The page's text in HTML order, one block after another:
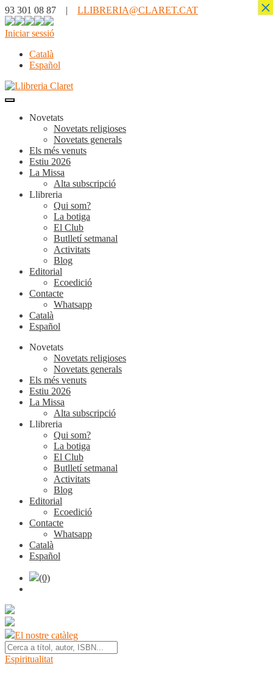
93 301 08 87 | LLIBRERIA@CLARET.CAT
Iniciar sessió
Català
Español
Novetats
Novetats religioses
Novetats generals
Els més venuts
Estiu 2026
La Missa
Alta subscripció
Llibreria
Qui som?
La botiga
El Club
Butlletí setmanal
Activitats
Blog
Editorial
Ecoedició
Contacte
Whatsapp
Català
Español
Novetats
Novetats religioses
Novetats generals
Els més venuts
Estiu 2026
La Missa
Alta subscripció
Llibreria
Qui som?
La botiga
El Club
Butlletí setmanal
Activitats
Blog
Editorial
Ecoedició
Contacte
Whatsapp
Català
Español
(0)
El nostre catàleg
Espiritualitat
×